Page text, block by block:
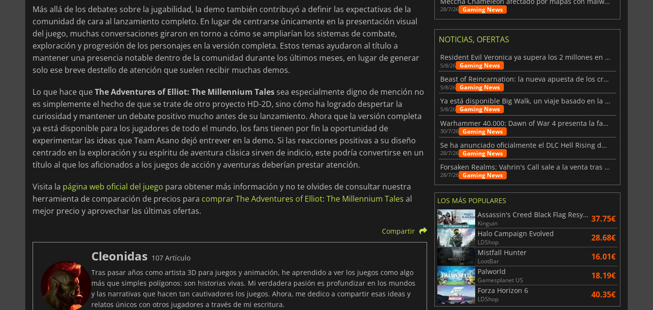
Más allá de los debates sobre la jugabilidad, la demo también contribuyó a definir las expectativas de la
comunidad de cara al lanzamiento completo. En lugar de centrarse únicamente en la presentación visual
del juego, muchas conversaciones giraron en torno a cómo se ampliarían los sistemas de combate,
exploración y progresión de los personajes en la versión completa. Estos temas ayudaron al título a
mantener una presencia notable dentro de la comunidad durante los últimos meses, en lugar de generar
solo ese breve destello de atención que suelen recibir muchas demos.
Lo que hace queThe Adventures of Elliot: The Millennium Tales sea especialmente digno de mención no
es simplemente el hecho de que se trate de otro proyecto HD-2D, sino cómo ha logrado despertar la
curiosidad y mantener un debate positivo mucho antes de su lanzamiento. Ahora que la versión completa
ya está disponible para los jugadores de todo el mundo, los fans tienen por fin la oportunidad de
experimentar las ideas que Team Asano dejó entrever en la demo. Si las reacciones positivas a su diseño
centrado en la exploración y su espíritu de aventura clásica sirven de indicio, este podría convertirse en un
título al que los aficionados a los juegos de acción y aventuras deberían prestar atención.
Visita la página web oficial del juego para obtener más información y no te olvides de consultar nuestra
herramienta de comparación de precios para comprar The Adventures of Elliot: The Millennium Tales al
mejor precio y aprovechar las últimas ofertas.
Compartir
Cleonidas 107 Artículo
Tras pasar años como artista 3D para juegos y animación, he aprendido a ver los juegos como algo
más que simples polígonos: son historias vivas. Mi verdadera pasión es profundizar en los mundos
y las narrativas que hacen tan cautivadores los juegos. Ahora, me dedico a compartir esas ideas y
relatos únicos con otros jugadores a través de mi escritura.
28/7/26 Gaming News
NOTICIAS, OFERTAS
Resident Evil Veronica ya supera los 2 millones en listas de deseados
5/8/26 Gaming News
Beast of Reincarnation: la nueva apuesta de los creadores de Pokémon
5/8/26 Gaming News
Ya está disponible Big Walk, un viaje basado en la amistad
5/8/26 Gaming News
Warhammer 40.000: Dawn of War 4 presenta la facción de los Necrones
30/7/26 Gaming News
Se ha anunciado oficialmente el DLC Hell Rising de Nioh 3
28/7/26 Gaming News
Forsaken Realms: Vahrin's Call sale a la venta tras una década
28/7/26 Gaming News
LOS MÁS POPULARES
Assassin's Creed Black Flag Resynced
Kinguin 37.75€
Halo Campaign Evolved
LDShop 28.68€
Mistfall Hunter
LootBar 16.01€
Palworld
Gamesplanet US 18.19€
Forza Horizon 6
LDShop 40.35€